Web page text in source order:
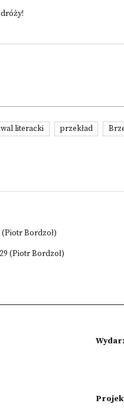
literacki przekład
(Piotr Bordzoł)
(Piotr Bordzoł)